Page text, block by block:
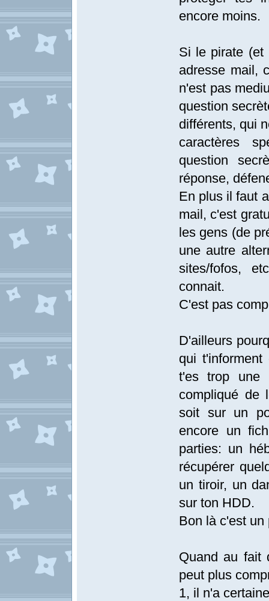
encore moins.
Si le pirate (et
adresse mail,
n'est pas
question
différents, qui
caractères
question
réponse,
En plus il faut
mail, c'est
les gens (de
une autre
sites/fofos,
connait.
C'est pas
D'ailleurs
qui
t'es trop une
compliqué de
soit sur un
encore un
parties: un
récupérer
un tiroir, un
sur ton HDD.
Bon là c'est
Quand au fait
peut plus
1, il n'a